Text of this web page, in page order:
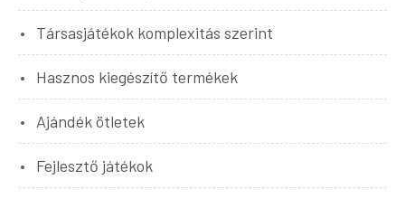
Társasjátékok komplexitás szerint
Hasznos kiegészítő termékek
Ajándék ötletek
Fejlesztő játékok